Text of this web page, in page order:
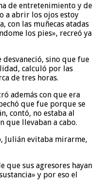
de entretenimiento y de
a abrir los ojos estoy
con las muñecas atadas
los pies», recreó ya
sino que fue
calculó por las
de tres horas.
además con que era
que fue porque se
contó, no estaba al
que llevaban a cabo.
Julián evitaba mirarme,
que sus agresores hayan
y por eso el